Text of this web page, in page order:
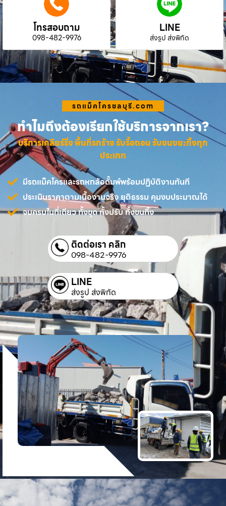
โทรสอบถาม
098-482-9976
LINE
ส่งรูป ส่งพิกัด
รถแม็คโครชลบุรี.com
ทำไมถึงต้องเรียกใช้บริการจากเรา?
บริการเคลียร์ริ่ง พื้นที่รกร้าง รับรื้อถอน รับขนขยะทิ้งทุก
ประเภท
มีรถแม็คโครและรถหกล้อดั้มพ์พร้อมปฏิบัติงานทันที
ประเมินราคาตามเนื้องานจริง ยุติธรรม คุมงบประมาณได้
จบครบในที่เดียว ทั้งขุด ทั้งปรับ ทั้งขนทิ้ง
ติดต่อเรา คลิก
098-482-9976
LINE
ส่งรูป ส่งพิกัด